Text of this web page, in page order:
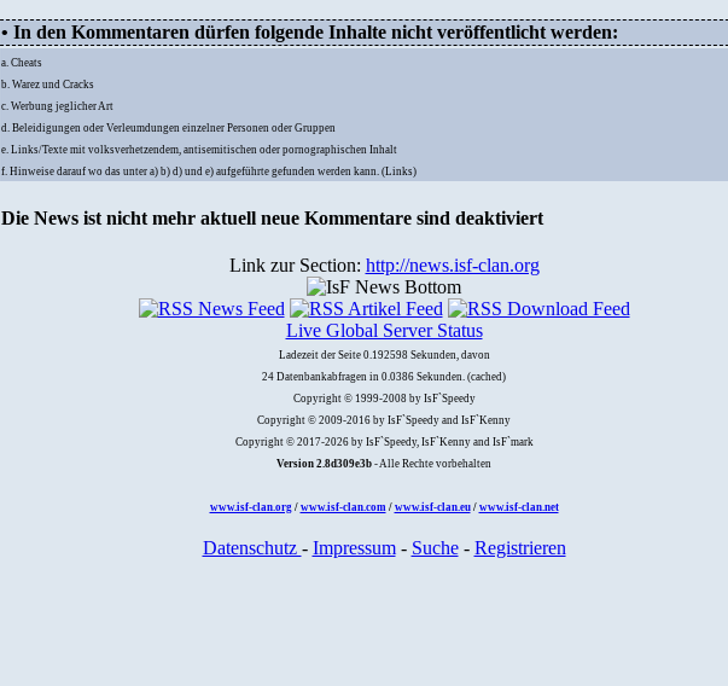
• In den Kommentaren dürfen folgende Inhalte nicht veröffentlicht werden:
a. Cheats
b. Warez und Cracks
c. Werbung jeglicher Art
d. Beleidigungen oder Verleumdungen einzelner Personen oder Gruppen
e. Links/Texte mit volksverhetzendem, antisemitischen oder pornographischen Inhalt
f. Hinweise darauf wo das unter a) b) d) und e) aufgeführte gefunden werden kann. (Links)
Die News ist nicht mehr aktuell neue Kommentare sind deaktiviert
Link zur Section: http://news.isf-clan.org
Live Global Server Status
Ladezeit der Seite 0.192598 Sekunden, davon
24 Datenbankabfragen in 0.0386 Sekunden. (cached)
Copyright © 1999-2008 by IsF`Speedy
Copyright © 2009-2016 by IsF`Speedy and IsF`Kenny
Copyright © 2017-2026 by IsF`Speedy, IsF`Kenny and IsF`mark
Version 2.8d309e3b - Alle Rechte vorbehalten
www.isf-clan.org/ www.isf-clan.com/ www.isf-clan.eu/ www.isf-clan.net
Datenschutz - Impressum- Suche- Registrieren